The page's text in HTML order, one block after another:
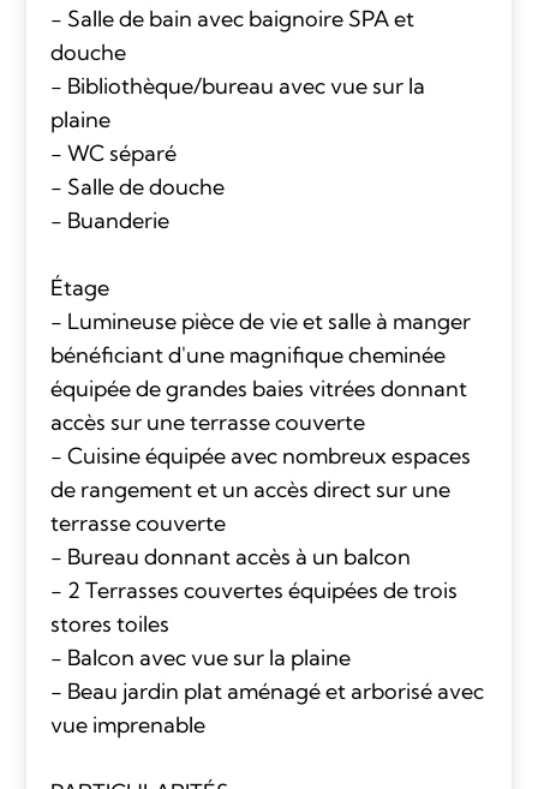
- Salle de bain avec baignoire SPA et
douche
- Bibliothèque/bureau avec vue sur la
plaine
- WC séparé
- Salle de douche
- Buanderie
Étage
- Lumineuse pièce de vie et salle à manger
bénéficiant d'une magnifique cheminée
équipée de grandes baies vitrées donnant
accès sur une terrasse couverte
- Cuisine équipée avec nombreux espaces
de rangement et un accès direct sur une
terrasse couverte
- Bureau donnant accès à un balcon
- 2 Terrasses couvertes équipées de trois
stores toiles
- Balcon avec vue sur la plaine
- Beau jardin plat aménagé et arborisé avec
vue imprenable